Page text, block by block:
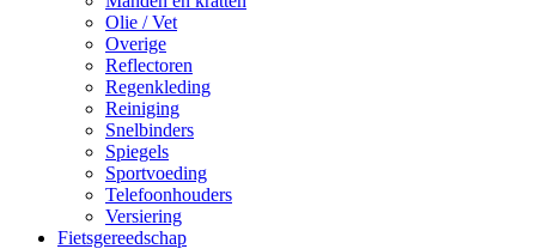
Olie / Vet
Overige
Reflectoren
Regenkleding
Reiniging
Snelbinders
Spiegels
Sportvoeding
Telefoonhouders
Versiering
Fietsgereedschap